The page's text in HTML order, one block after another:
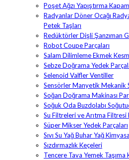
Poşet Ağzı Yapıştırma
Radyanlar Döner Ocağı
Petek Taşları
Redüktörler Dişli Şanzıman
Robot Coupe Parçaları
Salam Dilimleme Ekmek
Sebze Doğrama Yedek
Selenoid Valfler Ventiller
Sensörler Manyetik Mekanik
Soğan Doğrama Makinası
Soğuk Oda Buzdolabı
Su Filtreleri ve Arıtma Filtresi
Süper Mikser Yedek Parçaları
Sıvı Su Yağ Buhar Yağ
Sızdırmazlık Keçeleri
Tencere Tava Yemek